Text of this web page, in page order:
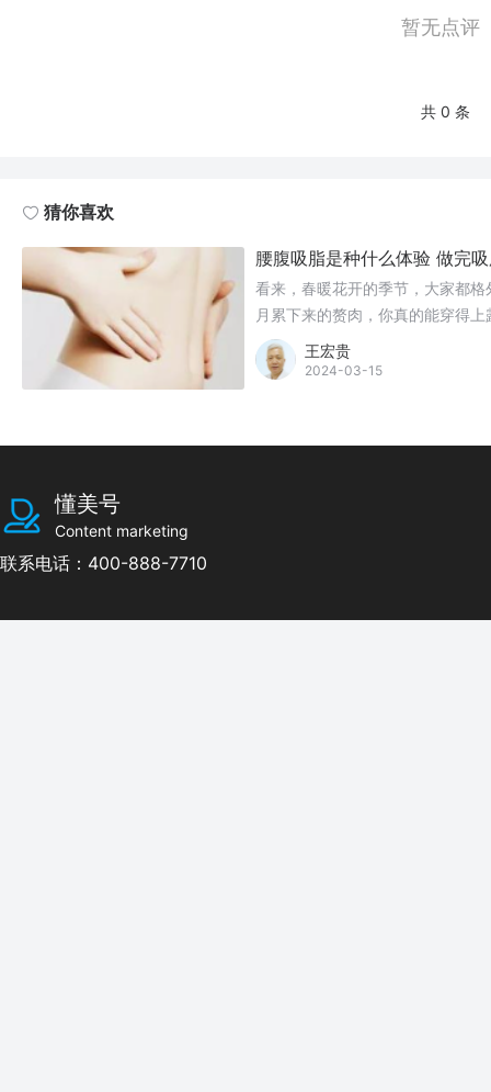
暂无点评
共 0 条
猜你喜欢
腰腹吸脂是种什么体验 做完
看来，春暖花开的季节，大家都
月累下来的赘肉，你真的能穿得
王宏贵
2024-03-15
懂美号
Content marketing
联系电话：400-888-7710